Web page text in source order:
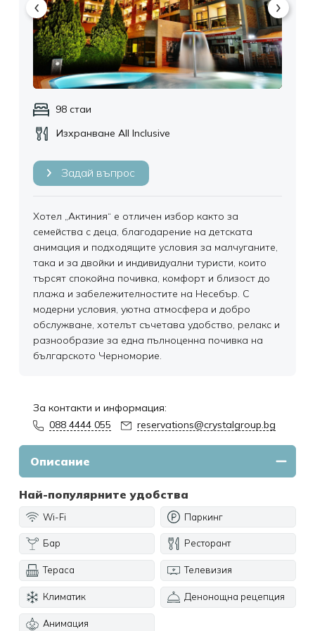
Екзотични дестинации
98 стаи
Изхранване All Inclusive
Задай въпрос
Хотел „Актиния“ е отличен избор както за
семейства с деца, благодарение на детската
анимация и подходящите условия за малчуганите,
така и за двойки и индивидуални туристи, които
търсят спокойна почивка, комфорт и близост до
плажа и забележителностите на Несебър. С
модерни условия, уютна атмосфера и добро
обслужване, хотелът съчетава удобство, релакс и
разнообразие за една пълноценна почивка на
българското Черноморие.
За контакти и информация:
088 4444 055
reservations@crystalgroup.bg
Описание
Най-популярните удобства
Wi-Fi Паркинг
Бар Ресторант
Тераса Телевизия
Климатик Денонощна рецепция
Анимация